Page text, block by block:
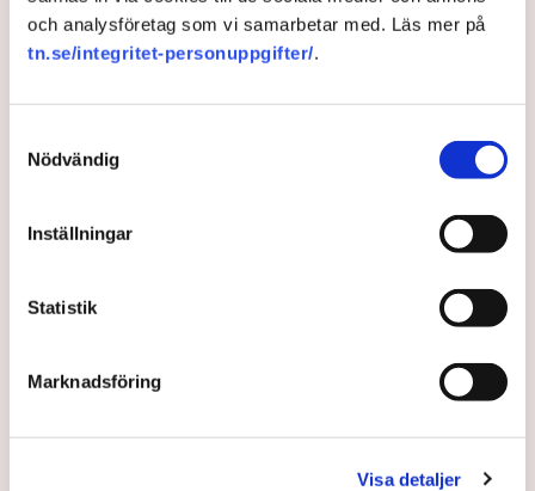
och analysföretag som vi samarbetar med. Läs mer på
tn.se/integritet-personuppgifter/.
Nödvändig
Inställningar
Statistik
Marknadsföring
Visa detaljer
Centern dissar MP-utspel om
Gärna en avtrappat ränteavdrag. Men knappast nu, är
Centerpartiets besked.